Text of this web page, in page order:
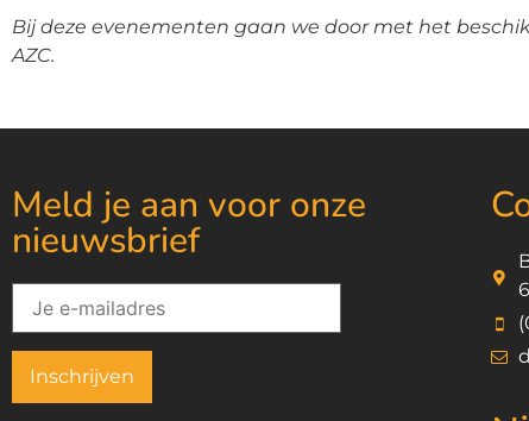
Bij deze evenementen gaan we door met het
AZC.
Meld je aan voor onze
nieuwsbrief